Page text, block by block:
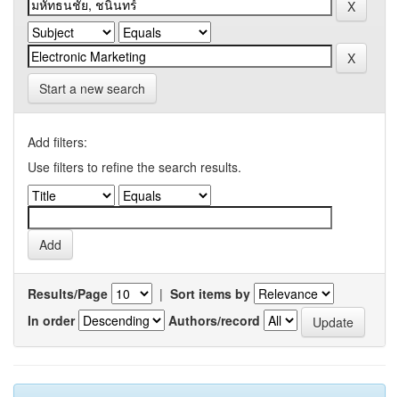
Start a new search
Add filters:
Use filters to refine the search results.
Results/Page | Sort items by
In order
Authors/record